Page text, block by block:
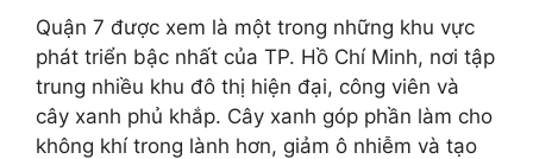
Quận 7 được xem là một trong những khu vực
phát triển bậc nhất của TP. Hồ Chí Minh, nơi tập
trung nhiều khu đô thị hiện đại, công viên và
cây xanh phủ khắp. Cây xanh góp phần làm cho
không khí trong lành hơn, giảm ô nhiễm và tạo